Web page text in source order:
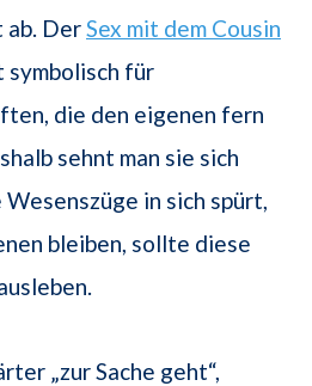
ab. DerSex mit dem Cousin
für
die den eigenen fern
sehnt man sie sich
in sich spürt,
bleiben, sollte diese
„zur Sache geht“,